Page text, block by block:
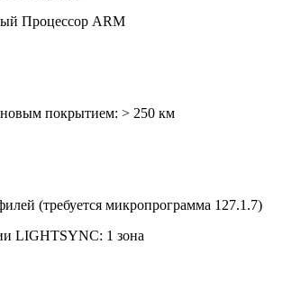
Процессор ARM
покрытием: > 250 км
(требуется микропрограмма 127.1.7)
LIGHTSYNC: 1 зона